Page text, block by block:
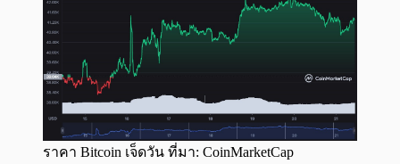
ราคา Bitcoin เจ็ดวัน ที่มา: CoinMarketCap